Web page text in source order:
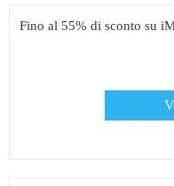
Fino al 55% di sconto su